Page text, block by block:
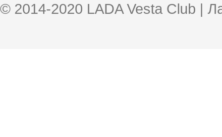
© 2014-2020 LADA Vesta Club |